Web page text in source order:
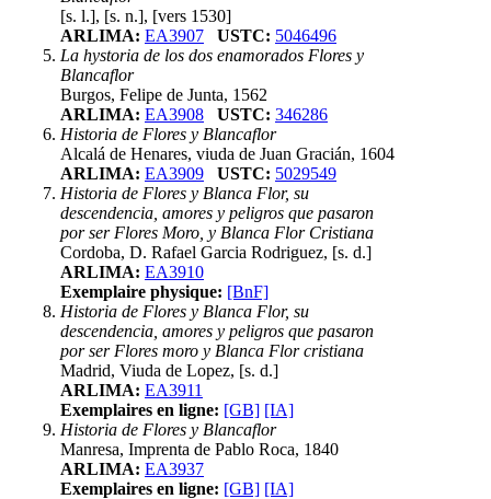
[s. l.], [s. n.], [vers 1530]
ARLIMA: EA3907 USTC: 5046496
La hystoria de los dos enamorados Flores y
Blancaflor
Burgos, Felipe de Junta, 1562
ARLIMA: EA3908 USTC: 346286
Historia de Flores y Blancaflor
Alcalá de Henares, viuda de Juan Gracián, 1604
ARLIMA: EA3909 USTC: 5029549
Historia de Flores y Blanca Flor, su
descendencia, amores y peligros que pasaron
por ser Flores Moro, y Blanca Flor Cristiana
Cordoba, D. Rafael Garcia Rodriguez, [s. d.]
ARLIMA: EA3910
Exemplaire physique: [BnF]
Historia de Flores y Blanca Flor, su
descendencia, amores y peligros que pasaron
por ser Flores moro y Blanca Flor cristiana
Madrid, Viuda de Lopez, [s. d.]
ARLIMA: EA3911
Exemplaires en ligne: [GB] [IA]
Historia de Flores y Blancaflor
Manresa, Imprenta de Pablo Roca, 1840
ARLIMA: EA3937
Exemplaires en ligne: [GB] [IA]